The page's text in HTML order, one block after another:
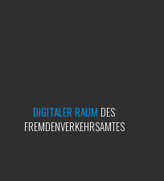
DIGITALER RAUM DES
FREMDENVERKEHRSAMTES